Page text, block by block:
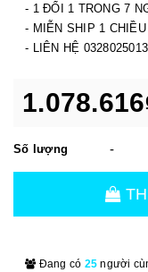
- 1 ĐỔI 1 TRONG 7
- MIỄN SHIP 1
- LIÊN HỆ
Số lượng -
Đang có 25 người